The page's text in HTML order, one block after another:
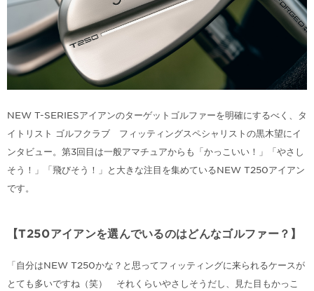
NEW T-SERIESアイアンのターゲットゴルファーを明確にするべく、タ
イトリスト ゴルフクラブ フィッティングスペシャリストの黒木望にイ
ンタビュー。第3回目は一般アマチュアからも「かっこいい！」「やさし
そう！」「飛びそう！」と大きな注目を集めているNEW T250アイアン
です。
【T250アイアンを選んでいるのはどんなゴルファー？】
「自分はNEW T250かな？と思ってフィッティングに来られるケースが
とても多いですね（笑） それくらいやさしそうだし、見た目もかっこ